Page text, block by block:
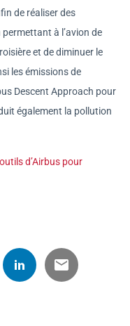
de réaliser des
à l’avion de
et de diminuer le
les émissions de
Descent Approach pour
également la pollution
d’Airbus pour